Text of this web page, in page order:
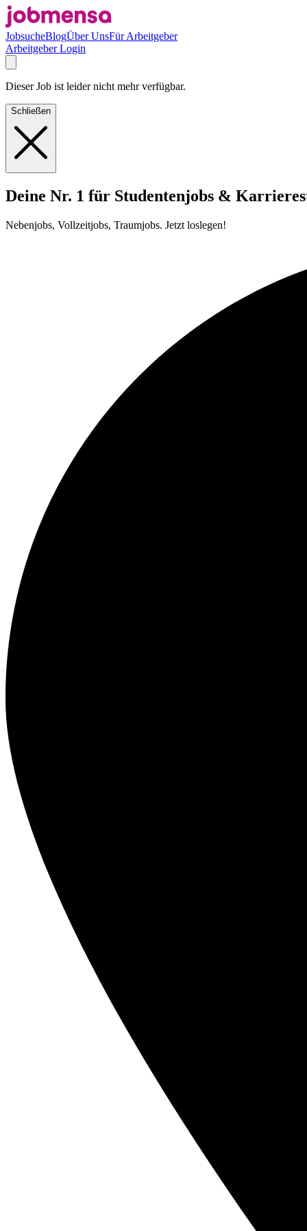
JobsucheBlogÜber UnsFür Arbeitgeber
Arbeitgeber Login
Dieser Job ist leider nicht mehr verfügbar.
Schließen
Deine Nr. 1 für Studentenjobs &
Nebenjobs, Vollzeitjobs, Traumjobs. Jetzt loslegen!